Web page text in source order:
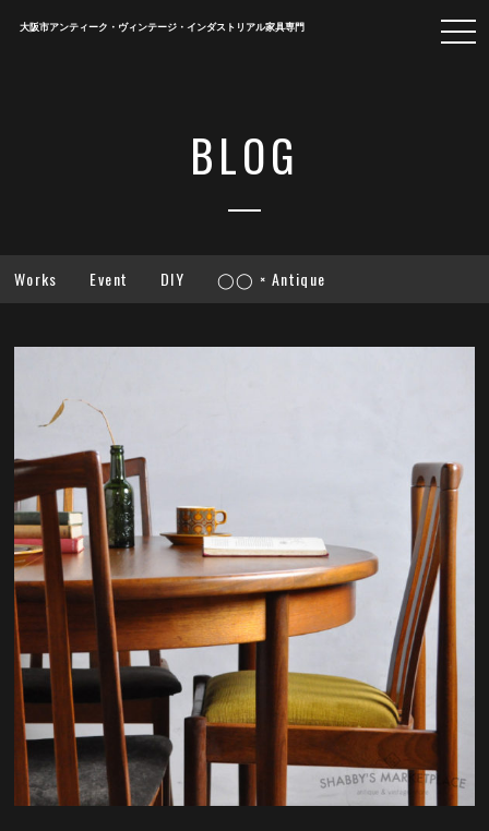
大阪市アンティーク・ヴィンテージ・インダストリアル家具専門
BLOG
Works Event DIY ◯◯ × Antique